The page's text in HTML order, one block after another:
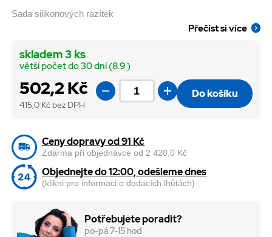
Sada silikonových razítek
Přečíst si více
502,2 Kč
415,0 Kč bez DPH
skladem 3 ks
větší počet do 30 dní (8.9.)
Do košíku
Ceny dopravy od 91 Kč
Zdarma při objednávce od 2 420,0 Kč
Objednejte do 12:00, odešleme dnes
(klikni pro informaci o dodacích lhůtách)
Potřebujete poradit?
po-pá 7-15 hod